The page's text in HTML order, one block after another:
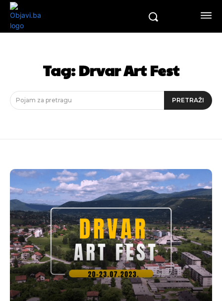
Tag:Drvar Art Fest
Pojam za pretragu PRETRAŽI